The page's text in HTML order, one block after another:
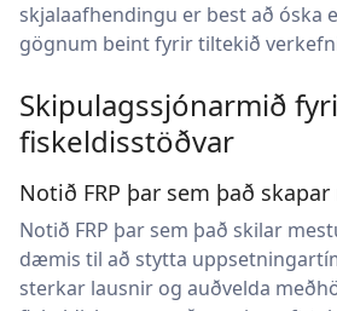
skjalaafhendingu er best að óska
gögnum beint fyrir tiltekið
Skipulagssjónarmið
fiskeldisstöðvar
Notið FRP þar sem það
Notið FRP þar sem það skilar
dæmis til að stytta
sterkar lausnir og auðvelda